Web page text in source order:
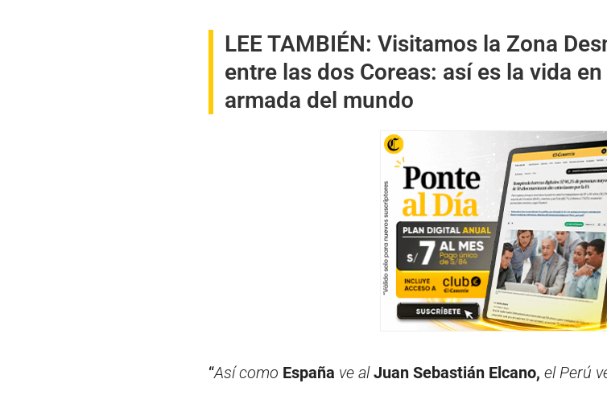
LEE TAMBIÉN: Visitamos la Zona
entre las dos Coreas: así es la vida
armada del mundo
“Así como España ve alJuan Sebastián Elcano, el Perú